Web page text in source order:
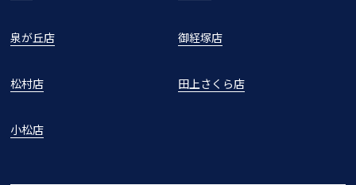
泉が丘店 御経塚店
松村店 田上さくら店
小松店